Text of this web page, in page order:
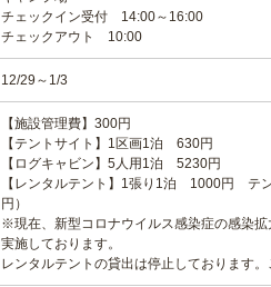
チェックイン受付 14:00～16:00
チェックアウト 10:00
12/29～1/3
【施設管理費】300円
【テントサイト】1区画1泊 630円
【ログキャビン】5人用1泊 5230円
【レンタルテント】1張り1泊 1000円 テ
円）
※現在、新型コロナウイルス感染症の感染
実施しております。
レンタルテントの貸出は停止しております。